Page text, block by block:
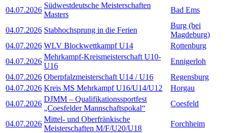
04.07.2026
Südwestdeutsche Meisterschaften
Masters
Bad Ems
04.07.2026 Stabhochsprung in die Ferien
Burg (bei
Magdeburg)
04.07.2026 WLV Blockwettkampf U14
Rottenburg
04.07.2026
Mehrkampf-Kreismeisterschaft U10-
U16
Ennigerloh
04.07.2026 Oberpfalzmeisterschaft U14 / U16
Regensburg
04.07.2026 Kreis MS Mehrkampf U16/U14/U12
Horgau
04.07.2026
DJMM – Qualifikationssportfest
„Coesfelder Mannschaftspokal“
Coesfeld
04.07.2026
Mittel- und Oberfränkische
Meisterschaften M/F/U20/U18
Forchheim